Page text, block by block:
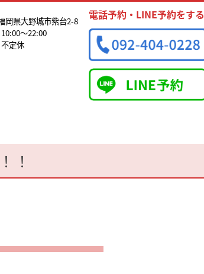
岡県大野城市紫台2-8
10:00～22:00
不定休
電話予約・LINE予約をする
！